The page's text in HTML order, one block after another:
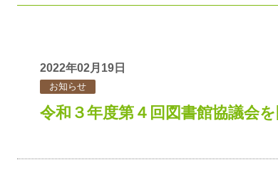
2022年02月19日
お知らせ
令和３年度第４回図書館協議会